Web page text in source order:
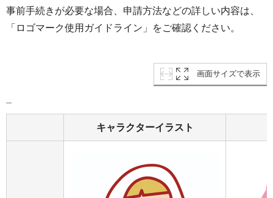
事前手続きが必要な場合、申請方法などの詳しい内容は、
「ロゴマーク使用ガイドライン」をご確認ください。
画面サイズで表示
キャラクターイラスト